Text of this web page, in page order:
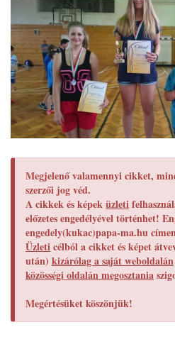
Megjelenő valamennyi cikket,
szerzői jog véd.
A cikkek és képeküzleti
előzetes engedélyével történhet!
engedely(kukac)papa-ma.hu
Üzleticélból a cikket és képet
után) kizárólag a saját weboldalán
közösségi oldalán megosztania
Megértésüket köszönjük!